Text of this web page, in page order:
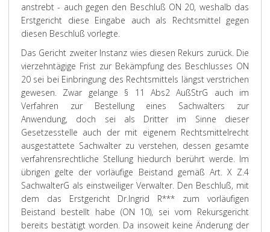
anstrebt - auch gegen den Beschluß ON 20, weshalb das
Erstgericht diese Eingabe auch als Rechtsmittel gegen
diesen Beschluß vorlegte.
Das Gericht zweiter Instanz wies diesen Rekurs zurück. Die
vierzehntägige Frist zur Bekämpfung des Beschlusses ON
20 sei bei Einbringung des Rechtsmittels längst verstrichen
gewesen. Zwar gelange § 11 Abs2 AußStrG auch im
Verfahren zur Bestellung eines Sachwalters zur
Anwendung, doch sei als Dritter im Sinne dieser
Gesetzesstelle auch der mit eigenem Rechtsmittelrecht
ausgestattete Sachwalter zu verstehen, dessen gesamte
verfahrensrechtliche Stellung hiedurch berührt werde. Im
übrigen gelte der vorläufige Beistand gemäß Art. X Z.4
SachwalterG als einstweiliger Verwalter. Den Beschluß, mit
dem das Erstgericht Dr.Ingrid R*** zum vorläufigen
Beistand bestellt habe (ON 10), sei vom Rekursgericht
bereits bestätigt worden. Da insoweit keine Änderung der